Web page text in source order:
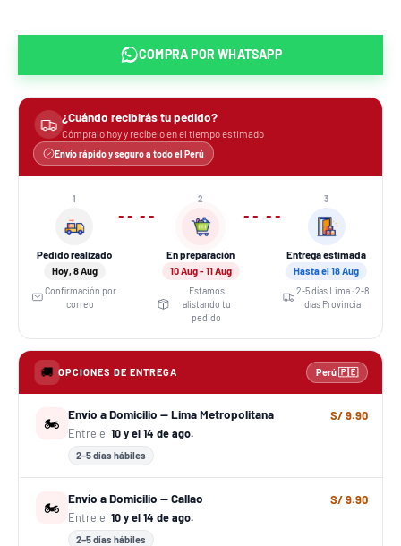
COMPRA PORWHATSAPP
¿Cuándo recibirás tu pedido?
Cómpralo hoy y recíbelo en el tiempo estimado
Envío rápido y seguro a todo el Perú
1
Pedido realizado
Hoy, 8 Aug
Confirmación por
correo
›
2
En preparación
10 Aug - 11 Aug
Estamos
alistando tu
pedido
›
3
Entrega estimada
Hasta el 18 Aug
2-5 días Lima · 2-8
días Provincia
🚚 OPCIONES DE ENTREGA Perú 🇵🇪
🏍️
Envío a Domicilio — Lima Metropolitana
Entre el 10 y el 14 de ago.
2–5 días hábiles
S/ 9.90
🏍️
Envío a Domicilio — Callao
Entre el 10 y el 14 de ago.
2–5 días hábiles
S/ 9.90